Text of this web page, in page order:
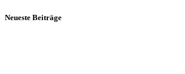
Neueste Beiträge